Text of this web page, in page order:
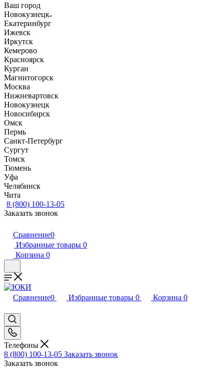
Ваш город
Новокузнецк
Екатеринбург
Ижевск
Иркутск
Кемерово
Красноярск
Курган
Магнитогорск
Москва
Нижневартовск
Новокузнецк
Новосибирск
Омск
Пермь
Санкт-Петербург
Сургут
Томск
Тюмень
Уфа
Челябинск
Чита
8 (800) 100-13-05
Заказать звонок
Сравнение0
Избранные товары 0
Корзина 0
Сравнение0 Избранные товары 0 Корзина 0
Телефоны
8 (800) 100-13-05 Заказать звонок
Заказать звонок